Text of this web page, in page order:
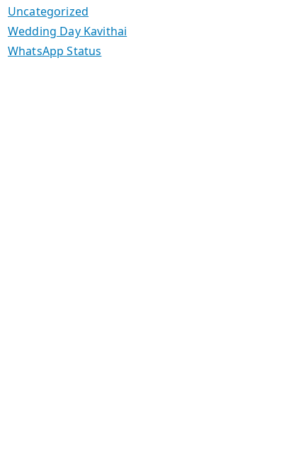
Uncategorized
Wedding Day Kavithai
WhatsApp Status